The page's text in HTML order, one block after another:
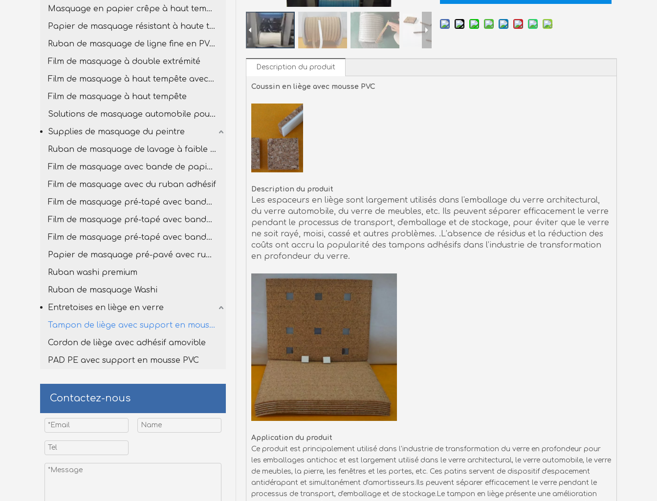
Masquage en papier crêpe à haut tempête
Papier de masquage résistant à haute température
Ruban de masquage de ligne fine en PVC à température élevée
Film de masquage à double extrémité
Film de masquage à haut tempête avec bande PVC
Film de masquage à haut tempête
Solutions de masquage automobile pour la carrosserie
Supplies de masquage du peintre
Ruban de masquage de lavage à faible teneur
Film de masquage avec bande de papier en crêpe
Film de masquage avec du ruban adhésif
Film de masquage pré-tapé avec bande basse
Film de masquage pré-tapé avec bande de lavage premium
Film de masquage pré-tapé avec bande Washi
Papier de masquage pré-pavé avec ruban de lavage
Ruban washi premium
Ruban de masquage Washi
Entretoises en liège en verre
Tampon de liège avec support en mousse en PVC
Cordon de liège avec adhésif amovible
PAD PE avec support en mousse PVC
Contactez-nous
Description du produit
Coussin en liège avec mousse PVC
Description du produit
Les espaceurs en liège sont largement utilisés dans l'emballage du verre architectural,
du verre automobile, du verre de meubles, etc. Ils peuvent séparer efficacement le verre
pendant le processus de transport, d'emballage et de stockage, pour éviter que le verre
ne soit rayé, moisi, cassé et autres problèmes. .L’absence de résidus et la réduction des
coûts ont accru la popularité des tampons adhésifs dans l’industrie de transformation
en profondeur du verre.
Application du produit
Ce produit est principalement utilisé dans l'industrie de transformation du verre en profondeur pour
les emballages antichoc et est largement utilisé dans le verre architectural, le verre automobile, le verre
de meubles, la pierre, les fenêtres et les portes, etc. Ces patins servent de dispositif d'espacement
antidérapant et simultanément d'amortisseurs.Ils peuvent séparer efficacement le verre pendant le
processus de transport, d'emballage et de stockage.Le tampon en liège présente une amélioration